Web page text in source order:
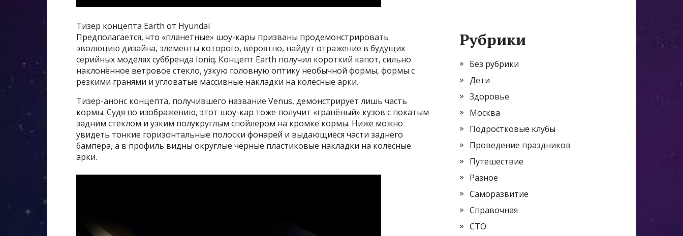
Тизер концепта Earth от Hyundai
Предполагается, что «планетные» шоу-кары призваны продемонстрировать
эволюцию дизайна, элементы которого, вероятно, найдут отражение в будущих
серийных моделях суббренда Ioniq. Концепт Earth получил короткий капот, сильно
наклонённое ветровое стекло, узкую головную оптику необычной формы, формы с
резкими гранями и угловатые массивные накладки на колёсные арки.
Тизер-анонс концепта, получившего название Venus, демонстрирует лишь часть
кормы. Судя по изображению, этот шоу-кар тоже получит «гранёный» кузов с покатым
задним стеклом и узким полукруглым спойлером на кромке кормы. Ниже можно
увидеть тонкие горизонтальные полоски фонарей и выдающиеся части заднего
бампера, а в профиль видны округлые чёрные пластиковые накладки на колёсные
арки.
Рубрики
Без рубрики
Дети
Здоровье
Москва
Подростковые клубы
Проведение праздников
Путешествие
Разное
Саморазвитие
Справочная
СТО